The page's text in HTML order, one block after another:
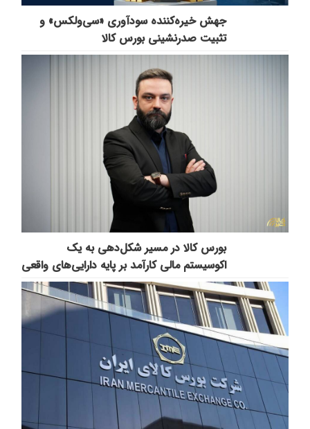
جهش خیره‌کننده سودآوری «سی‌ولکس» و
تثبیت صدرنشینی بورس کالا
بورس کالا در مسیر شکل‌دهی به یک
اکوسیستم مالی کارآمد بر پایه دارایی‌های واقعی